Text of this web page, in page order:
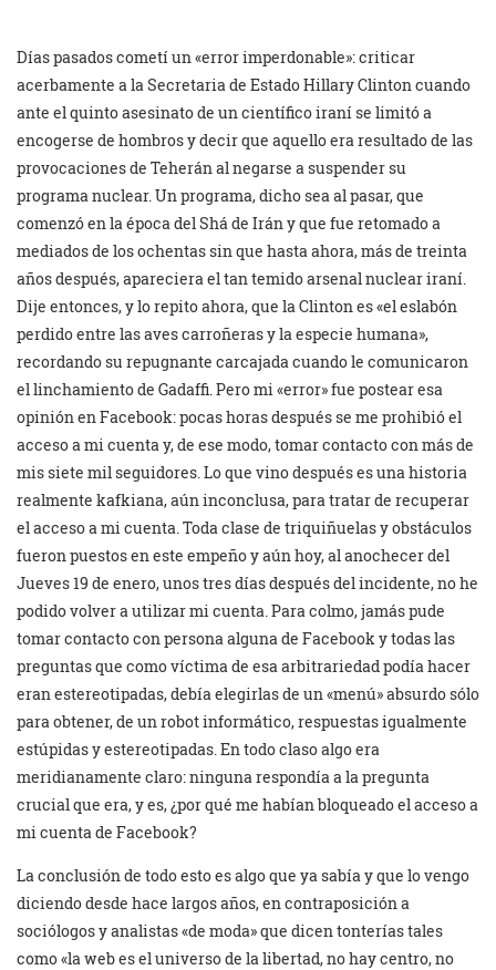
Días pasados cometí un «error imperdonable»: criticar
acerbamente a la Secretaria de Estado Hillary Clinton cuando
ante el quinto asesinato de un científico iraní se limitó a
encogerse de hombros y decir que aquello era resultado de las
provocaciones de Teherán al negarse a suspender su
programa nuclear. Un programa, dicho sea al pasar, que
comenzó en la época del Shá de Irán y que fue retomado a
mediados de los ochentas sin que hasta ahora, más de treinta
años después, apareciera el tan temido arsenal nuclear iraní.
Dije entonces, y lo repito ahora, que la Clinton es «el eslabón
perdido entre las aves carroñeras y la especie humana»,
recordando su repugnante carcajada cuando le comunicaron
el linchamiento de Gadaffi. Pero mi «error» fue postear esa
opinión en Facebook: pocas horas después se me prohibió el
acceso a mi cuenta y, de ese modo, tomar contacto con más de
mis siete mil seguidores. Lo que vino después es una historia
realmente kafkiana, aún inconclusa, para tratar de recuperar
el acceso a mi cuenta. Toda clase de triquiñuelas y obstáculos
fueron puestos en este empeño y aún hoy, al anochecer del
Jueves 19 de enero, unos tres días después del incidente, no he
podido volver a utilizar mi cuenta. Para colmo, jamás pude
tomar contacto con persona alguna de Facebook y todas las
preguntas que como víctima de esa arbitrariedad podía hacer
eran estereotipadas, debía elegirlas de un «menú» absurdo sólo
para obtener, de un robot informático, respuestas igualmente
estúpidas y estereotipadas. En todo claso algo era
meridianamente claro: ninguna respondía a la pregunta
crucial que era, y es, ¿por qué me habían bloqueado el acceso a
mi cuenta de Facebook?
La conclusión de todo esto es algo que ya sabía y que lo vengo
diciendo desde hace largos años, en contraposición a
sociólogos y analistas «de moda» que dicen tonterías tales
como «la web es el universo de la libertad, no hay centro, no